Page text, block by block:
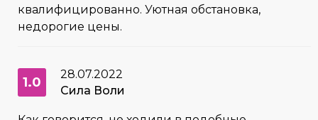
квалифицированно. Уютная обстановка,
недорогие цены.
1.0
28.07.2022
Сила Воли